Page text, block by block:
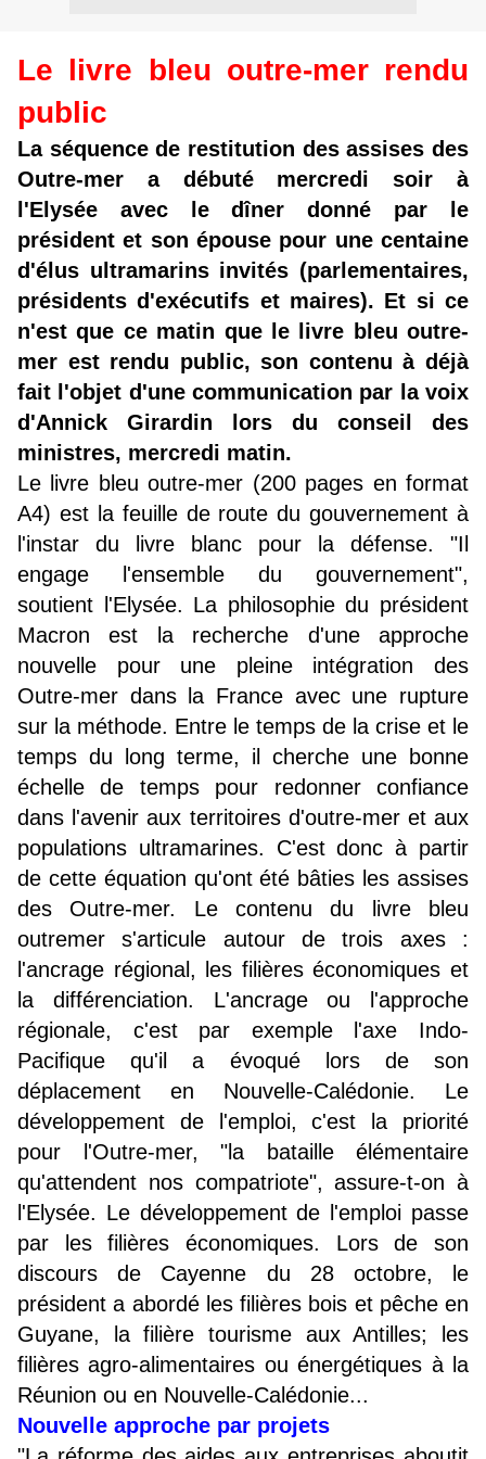
Le livre bleu outre-mer rendu
public
La séquence de restitution des assises des
Outre-mer a débuté mercredi soir à
l'Elysée avec le dîner donné par le
président et son épouse pour une centaine
d'élus ultramarins invités (parlementaires,
présidents d'exécutifs et maires). Et si ce
n'est que ce matin que le livre bleu outre-
mer est rendu public, son contenu à déjà
fait l'objet d'une communication par la voix
d'Annick Girardin lors du conseil des
ministres, mercredi matin.
Le livre bleu outre-mer (200 pages en format
A4) est la feuille de route du gouvernement à
l'instar du livre blanc pour la défense. "Il
engage l'ensemble du gouvernement",
soutient l'Elysée. La philosophie du président
Macron est la recherche d'une approche
nouvelle pour une pleine intégration des
Outre-mer dans la France avec une rupture
sur la méthode. Entre le temps de la crise et le
temps du long terme, il cherche une bonne
échelle de temps pour redonner confiance
dans l'avenir aux territoires d'outre-mer et aux
populations ultramarines. C'est donc à partir
de cette équation qu'ont été bâties les assises
des Outre-mer. Le contenu du livre bleu
outremer s'articule autour de trois axes :
l'ancrage régional, les filières économiques et
la différenciation. L'ancrage ou l'approche
régionale, c'est par exemple l'axe Indo-
Pacifique qu'il a évoqué lors de son
déplacement en Nouvelle-Calédonie. Le
développement de l'emploi, c'est la priorité
pour l'Outre-mer, "la bataille élémentaire
qu'attendent nos compatriote", assure-t-on à
l'Elysée. Le développement de l'emploi passe
par les filières économiques. Lors de son
discours de Cayenne du 28 octobre, le
président a abordé les filières bois et pêche en
Guyane, la filière tourisme aux Antilles; les
filières agro-alimentaires ou énergétiques à la
Réunion ou en Nouvelle-Calédonie...
Nouvelle approche par projets